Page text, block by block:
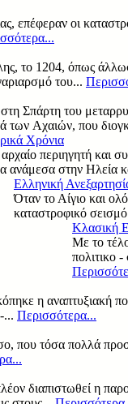
επέφεραν οι
το 1204, όπως
του...
Σπάρτη του
των Aχαιών, που
Χρόνια
περιηγητή και
ανάμεσα στην Ηλεία
Ελληνική
Όταν το Αίγιο και
καταστροφικό
Κλασική
Με το
πολιτικο
η αναπτυξιακή
... Περισσότερα...
που τόσα πολλά
διαπιστωθεί η